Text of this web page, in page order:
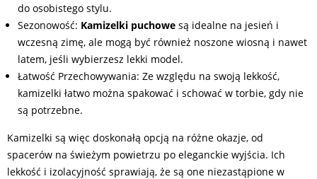
do osobistego stylu.
Sezonowość: Kamizelki puchowe są idealne na jesień i
wczesną zimę, ale mogą być również noszone wiosną i nawet
latem, jeśli wybierzesz lekki model.
Łatwość Przechowywania: Ze względu na swoją lekkość,
kamizelki łatwo można spakować i schować w torbie, gdy nie
są potrzebne.
Kamizelki są więc doskonałą opcją na różne okazje, od
spacerów na świeżym powietrzu po eleganckie wyjścia. Ich
lekkość i izolacyjność sprawiają, że są one niezastąpione w